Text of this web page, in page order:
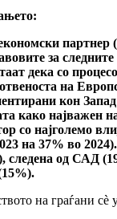
за
дека со
на
кон
како
со најголемо
на 37% во 2024).
следена од САД
на граѓани